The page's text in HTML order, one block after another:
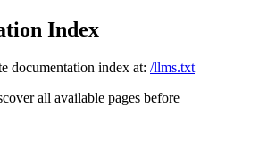
Index
documentation index at: /llms.txt
all available pages before